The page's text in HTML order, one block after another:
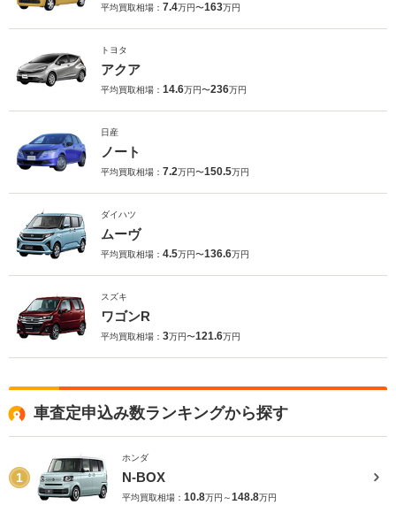
平均買取相場： 7.4万円〜163万円
トヨタ
アクア
平均買取相場： 14.6万円〜236万円
日産
ノート
平均買取相場： 7.2万円〜150.5万円
ダイハツ
ムーヴ
平均買取相場： 4.5万円〜136.6万円
スズキ
ワゴンR
平均買取相場： 3万円〜121.6万円
車査定申込み数ランキングから探す
1
ホンダ
N-BOX
平均買取相場： 10.8万円～148.8万円